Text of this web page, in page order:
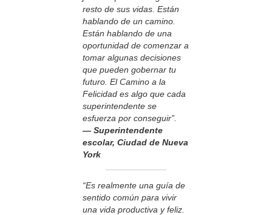
resto de sus vidas. Están
hablando de un camino.
Están hablando de una
oportunidad de comenzar a
tomar algunas decisiones
que pueden gobernar tu
futuro. El Camino a la
Felicidad es algo que cada
superintendente se
esfuerza por conseguir”.
— Superintendente
escolar, Ciudad de Nueva
York
“Es realmente una guía de
sentido común para vivir
una vida productiva y feliz.